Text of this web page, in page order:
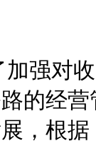
对收
的经
，根